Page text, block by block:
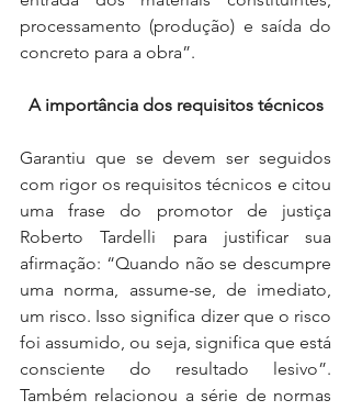
processamento (produção) e saída do
concreto para a obra”.
A importância dos requisitos técnicos
Garantiu que se devem ser seguidos
com rigor os requisitos técnicos e citou
uma frase do promotor de justiça
Roberto Tardelli para justificar sua
afirmação: “Quando não se descumpre
uma norma, assume-se, de imediato,
um risco. Isso significa dizer que o risco
foi assumido, ou seja, significa que está
consciente do resultado lesivo”.
Também relacionou a série de normas